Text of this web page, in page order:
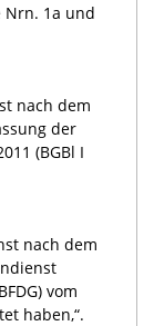
Nrn. 1a und
nach dem
der
(BGBl I
nach dem
vom
haben,“.